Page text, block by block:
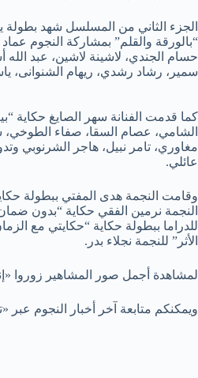
الجزء الثاني من المسلسل شهد بطولة
“بالورقة والقلم” بمشاركة النجوم
حسام الجندي، لاشينة لاشين، عبد
سمير، رشاد رشدي، ريهام الشنوانى،
كما قدمت الفنانة سهر الصايغ حكاية
الشامي، عصام السقا، صفاء
مغاوري، تامر نبيل، هاجر الشرنوبي
عائلي.
وقامت النجمة هدى المفتي ببطولة
النجمة نرمين الفقي حكاية “بدون
للدراما ببطولة حكاية “حكايتي مع
الأثر” للنجمة نجلاء بدر.
لمشاهدة أجمل صور المشاهير زوروا
ويمكنكم متابعة آخر أخبار النجوم عبر